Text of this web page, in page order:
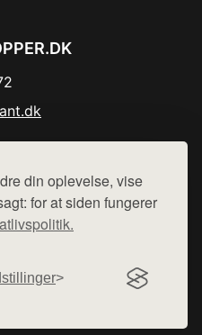
din oplevelse, vise
for at siden fungerer
- vi henviser til de shops,